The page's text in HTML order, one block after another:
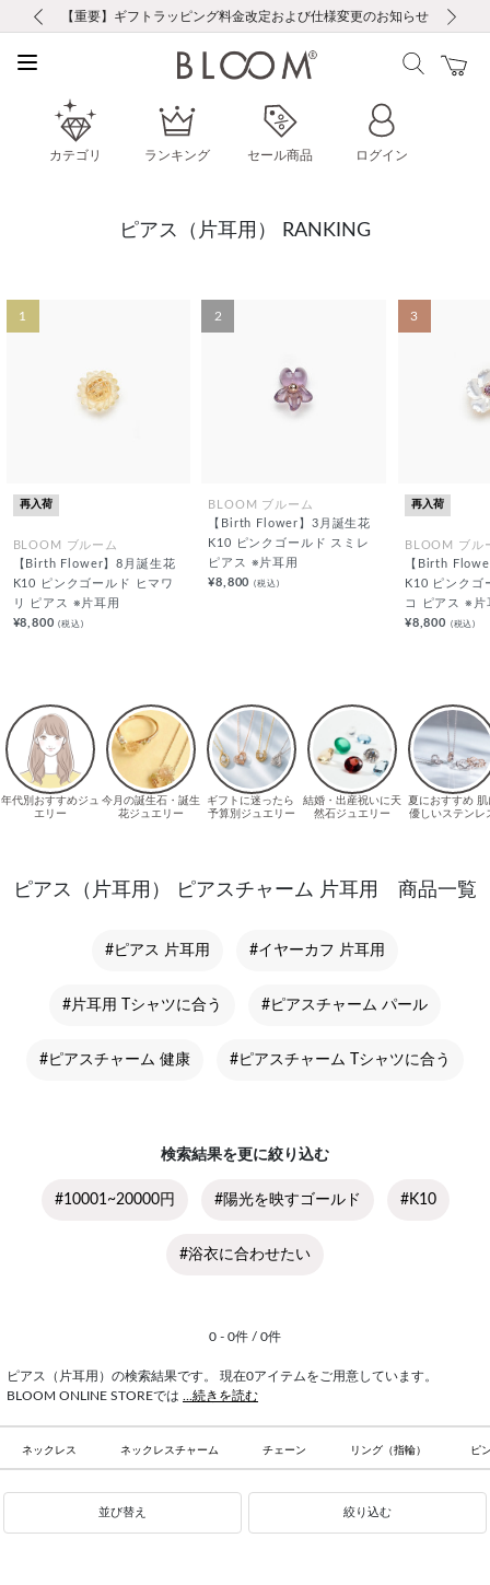
お修理・アフターサービスのご案内
【重要】令和８年熊本地震に伴う集配への影響について
【重要】ギフトラッピング料金改定および仕様変更のお知らせ
【重要】夏季休業の営業についてのご案内
税込5,500円以上で送料無料｜最短24時間以内に発送
新規会員登録で1000ポイントプレゼント！
新規LINE友だち登録で500円クーポンプレゼント
会員限定！レビュー投稿で100ポイントプレゼント
お修理・アフターサービスのご案内
【重要】令和８年熊本地震に伴う集配への影響について
カテゴリ ランキング セール商品 ログイン
ピアス（片耳用） RANKING
1
再入荷
BLOOM ブルーム
【Birth Flower】8月誕生花
K10 ピンクゴールド ヒマワ
リ ピアス ※片耳用
¥8,800(税込)
2
BLOOM ブルーム
【Birth Flower】3月誕生花
K10 ピンクゴールド スミレ
ピアス ※片耳用
¥8,800(税込)
3
再入荷
BLOOM ブル
【Birth
K10 ピンクゴ
コ ピアス ※片
¥8,800 (税込)
ピアス（片耳用） ピアスチャーム 片耳用 商品一覧
#ピアス 片耳用 #イヤーカフ 片耳用
#片耳用 Tシャツに合う #ピアスチャーム パール
#ピアスチャーム 健康 #ピアスチャーム Tシャツに合う
検索結果を更に絞り込む
#10001~20000円 #陽光を映すゴールド #K10
#浴衣に合わせたい
0 - 0件 / 0件
ピアス（片耳用）の検索結果です。 現在0アイテムをご用意しています。
BLOOM ONLINE STOREでは ...続きを読む
ネックレス ネックレスチャーム チェーン リング（指輪） ピ
並び替え 絞り込む